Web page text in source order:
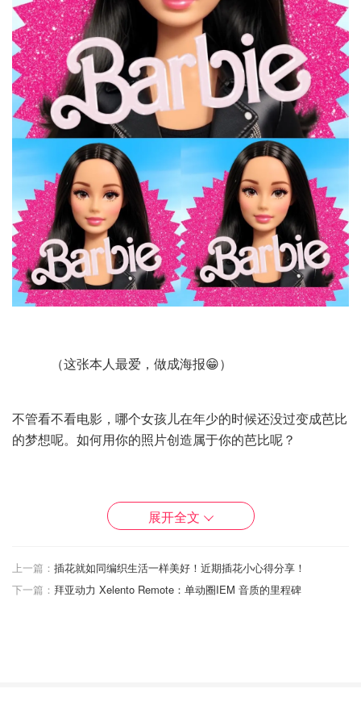
（这张本人最爱，做成海报😁）
不管看不看电影，哪个女孩儿在年少的时候还没过变成芭比
的梦想呢。如何用你的照片创造属于你的芭比呢？
https://www.fotor.com/features/barbie-filter/
不需要下载软件，可以直接从网页上上传照片， 上传后你
展开全文
上一篇： 插花就如同编织生活一样美好！近期插花小心得分享！
下一篇： 拜亚动力 Xelento Remote：单动圈IEM 音质的里程碑